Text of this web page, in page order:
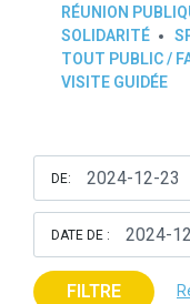
RÉUNION
SOLIDARITÉ
TOUT PUBLIC /
VISITE GUIDÉE
DE:
DATE DE :
FILTRE